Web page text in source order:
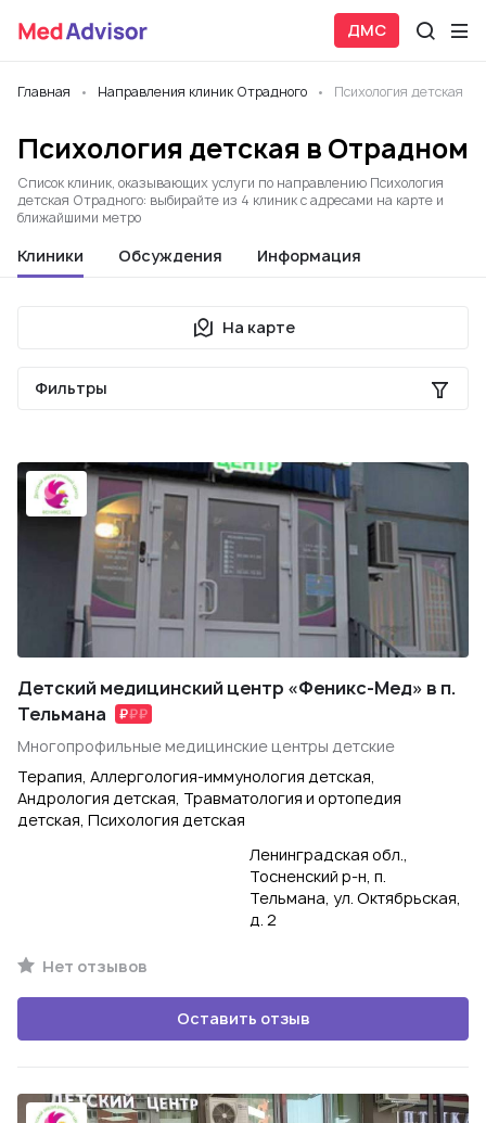
ДМС
Главная Направления клиник Отрадного Психология детская
Психология детская в Отрадном
Список клиник, оказывающих услуги по направлению Психология
детская Отрадного: выбирайте из 4 клиник с адресами на карте и
ближайшими метро
Клиники Обсуждения Информация
На карте
Фильтры
Детский медицинский центр «Феникс-Мед» в п.
Тельмана
Многопрофильные медицинские центры детские
Терапия, Аллергология-иммунология детская,
Андрология детская, Травматология и ортопедия
детская, Психология детская
Ленинградская обл.,
Тосненский р-н, п.
Тельмана, ул. Октябрьская,
д. 2
Нет отзывов
Оставить отзыв